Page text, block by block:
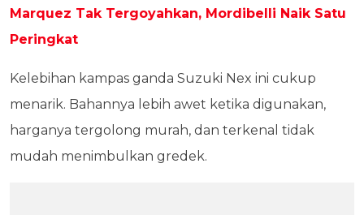
Marquez Tak Tergoyahkan, Mordibelli Naik Satu
Peringkat
Kelebihan kampas ganda Suzuki Nex ini cukup
menarik. Bahannya lebih awet ketika digunakan,
harganya tergolong murah, dan terkenal tidak
mudah menimbulkan gredek.